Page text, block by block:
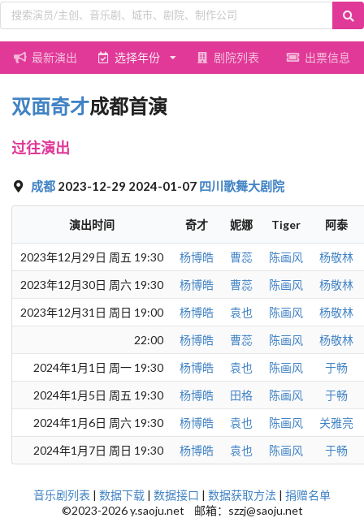
最新演出 选择年份 剧院列表 出票信息
双面奇才成都首演
过往演出
成都 2023-12-29 2024-01-07 四川歌舞大剧院
演出时间 奇才 妮娜 Tiger 阿泰
2023年12月29日 周五 19:30 杨博皓 曹蕊 陈画风
杨敬林
2023年12月30日 周六 19:30
杨博皓 曹蕊 陈画风
杨敬林
2023年12月31日 周日 19:00
杨博皓 袁也 陈画风
杨敬林
22:00
杨博皓 曹蕊 陈画风
杨敬林
2024年1月1日 周一 19:30
杨博皓 袁也 陈画风
于畅
2024年1月5日 周五 19:30
杨博皓 田格 陈画风
于畅
2024年1月6日 周六 19:30
杨博皓 袁也 陈画风
关雅亮
2024年1月7日 周日 19:30
杨博皓 袁也 陈画风 于畅
音乐剧列表 | 数据下载 | 数据接口 | 数据获取方法 | 捐赠名单
©2023-2026 y.saoju.net 邮箱：szzj@saoju.net